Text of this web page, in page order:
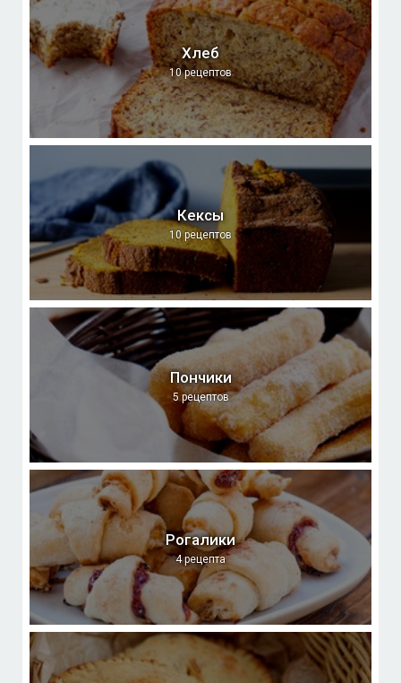
Хлеб
10 рецептов
Кексы
10 рецептов
Пончики
5 рецептов
Рогалики
4 рецепта